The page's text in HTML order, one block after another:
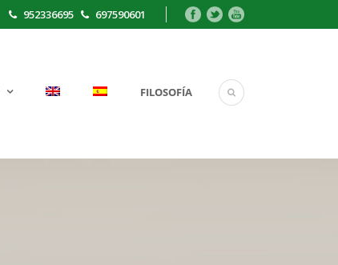
952336695 697590601
FILOSOFÍA